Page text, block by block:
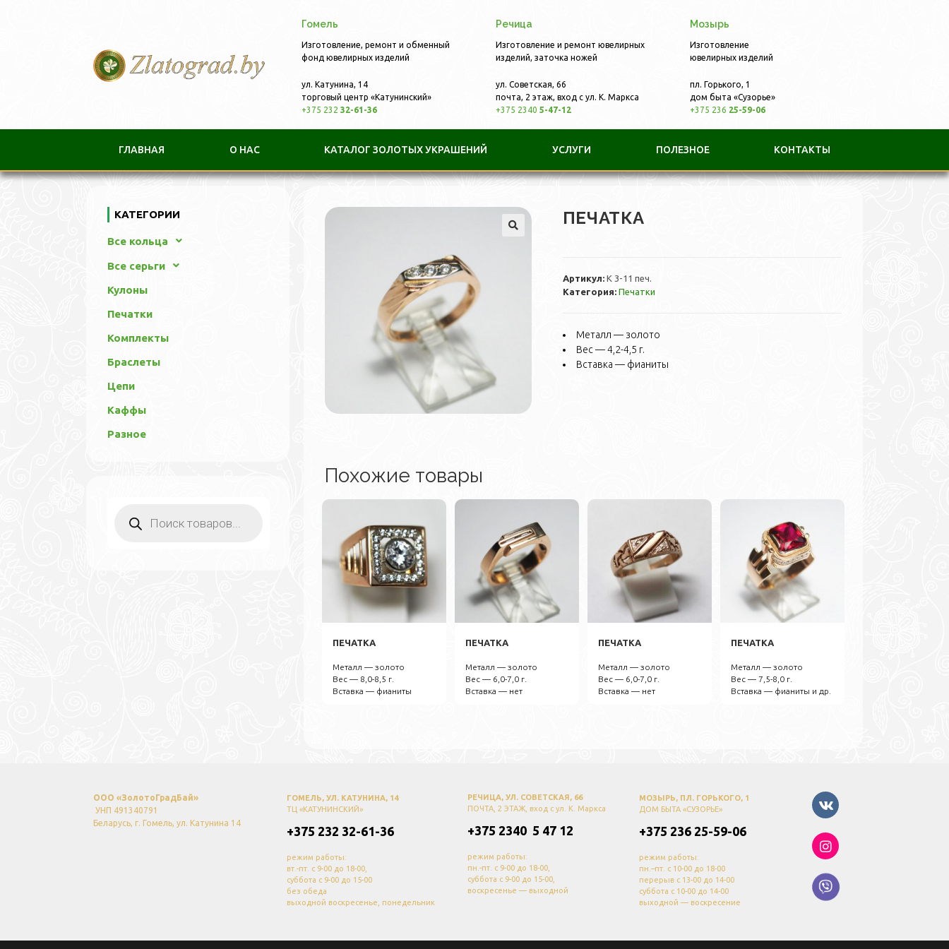
Гомель
Изготовление, ремонт и обменный
фонд ювелирных изделий
ул. Катунина, 14
торговый центр «Катунинский»
+375 232 32-61-36
Речица
Изготовление и ремонт ювелирных
изделий, заточка ножей
ул. Советская, 66
почта, 2 этаж, вход с ул. К. Маркса
+375 2340 5-47-12
Мозырь
Изготовление
ювелирных изделий
пл. Горького, 1
дом быта «Сузорье»
+375 236 25-59-06
ГЛАВНАЯ О НАС КАТАЛОГ ЗОЛОТЫХ УКРАШЕНИЙ УСЛУГИ ПОЛЕЗНОЕ КОНТАКТЫ
ПЕЧАТКА
Артикул: К 3-11 печ.
Категория: Печатки
Металл — золото
Вес — 4,2-4,5 г.
Вставка — фианиты
Похожие товары
ПЕЧАТКА
Металл — золото
Вес — 8,0-8,5 г.
Вставка — фианиты
ПЕЧАТКА
Металл — золото
Вес — 6,0-7,0 г.
Вставка — нет
ПЕЧАТКА
Металл — золото
Вес — 6,0-7,0 г.
Вставка — нет
ПЕЧАТКА
Металл — золото
Вес — 7,5-8,0 г.
Вставка — фианиты и др.
КАТЕГОРИИ
Все кольца
Все серьги
Кулоны
Печатки
Комплекты
Браслеты
Цепи
Каффы
Разное
ООО «ЗолотоГрадБай»
УНП 491340791
Беларусь, г. Гомель, ул. Катунина 14
ГОМЕЛЬ, УЛ. КАТУНИНА, 14
ТЦ «КАТУНИНСКИЙ»
+375 232 32-61-36
режим работы:
вт.-пт. с 9-00 до 18-00,
суббота с 9-00 до 15-00
без обеда
выходной воскресенье, понедельник
РЕЧИЦА, УЛ. СОВЕТСКАЯ, 66
ПОЧТА, 2 ЭТАЖ, вход с ул. К. Маркса
+375 2340 5 47 12
режим работы:
пн.-пт. с 9-00 до 18-00,
суббота с 9-00 до 15-00,
воскресенье — выходной
МОЗЫРЬ, ПЛ. ГОРЬКОГО, 1
ДОМ БЫТА «СУЗОРЬЕ»
+375 236 25-59-06
режим работы:
пн.–пт. с 10-00 до 18-00
перерыв с 13-00 до 14-00
суббота с 10-00 до 14-00
выходной — воскресение